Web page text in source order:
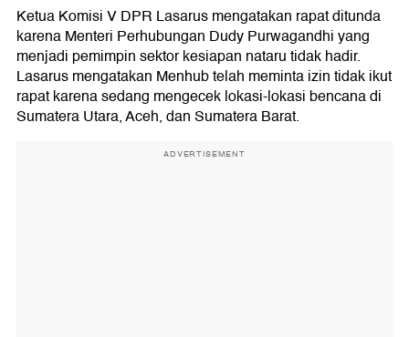
Ketua Komisi V DPR Lasarus mengatakan rapat ditunda
karena Menteri Perhubungan Dudy Purwagandhi yang
menjadi pemimpin sektor kesiapan nataru tidak hadir.
Lasarus mengatakan Menhub telah meminta izin tidak ikut
rapat karena sedang mengecek lokasi-lokasi bencana di
Sumatera Utara, Aceh, dan Sumatera Barat.
ADVERTISEMENT